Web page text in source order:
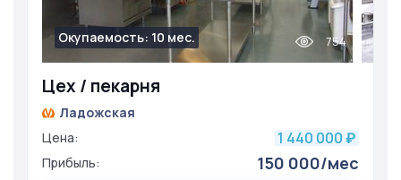
Цех / пекарня
Окупаемость: 10 мес. 754
Ладожская
Цена:
1 440 000 ₽
Прибыль: 150 000/мес